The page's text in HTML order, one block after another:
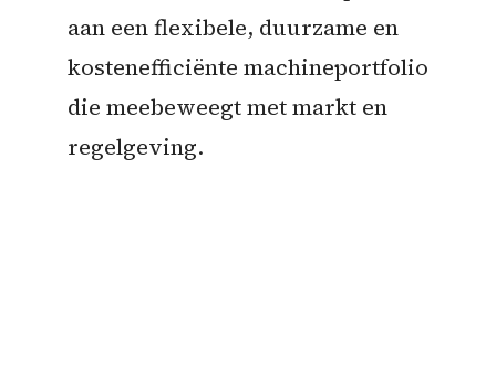
aan een flexibele, duurzame en
kostenefficiënte machineportfolio
die meebeweegt met markt en
regelgeving.